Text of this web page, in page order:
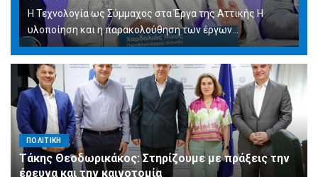
Η Τεχνολογία ως Σύμμαχος στα Έργα της Αττικής Η
υλοποίηση και η παρακολούθηση των έργων...
ΠΟΛΙΤΙΚΗ
Τάκης Θεοδωρικάκος: Στηρίζουμε με πράξεις την
έρευνα και την καινοτομία